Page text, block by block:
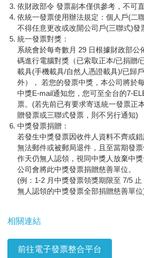
依財政部令 發票副本僅供參考，不可直
依統一發票使用辦法規定：個人戶(二
不得任意更改或改開公司戶(三聯式)發
統一發票對獎：
系統會於每奇數月 29 日根據財政部公
碼進行電腦對獎（已索取正本/已捐贈/
載具(手機載具/自然人憑證載具)/已歸
外）， 若您的發票中獎，本公司將於
中獎E-mail通知您，您可至全台的7-
票。(若先前已有要求寄送統一發票正
贈發票或三聯式發票，則不另行通知)
中獎發票捐贈：
若發生中獎發票因收件人資料不齊或
無法郵件或被郵局退件，且至當期發
作天仍無人認領，視同中獎人放棄中
公司會將此中獎發票捐贈慈善單位。
(例：1-2 月中獎發票領獎期限至 7/5
無人認領的中獎發票全部捐贈慈善單位
相關連結
前往電子發票整合平台